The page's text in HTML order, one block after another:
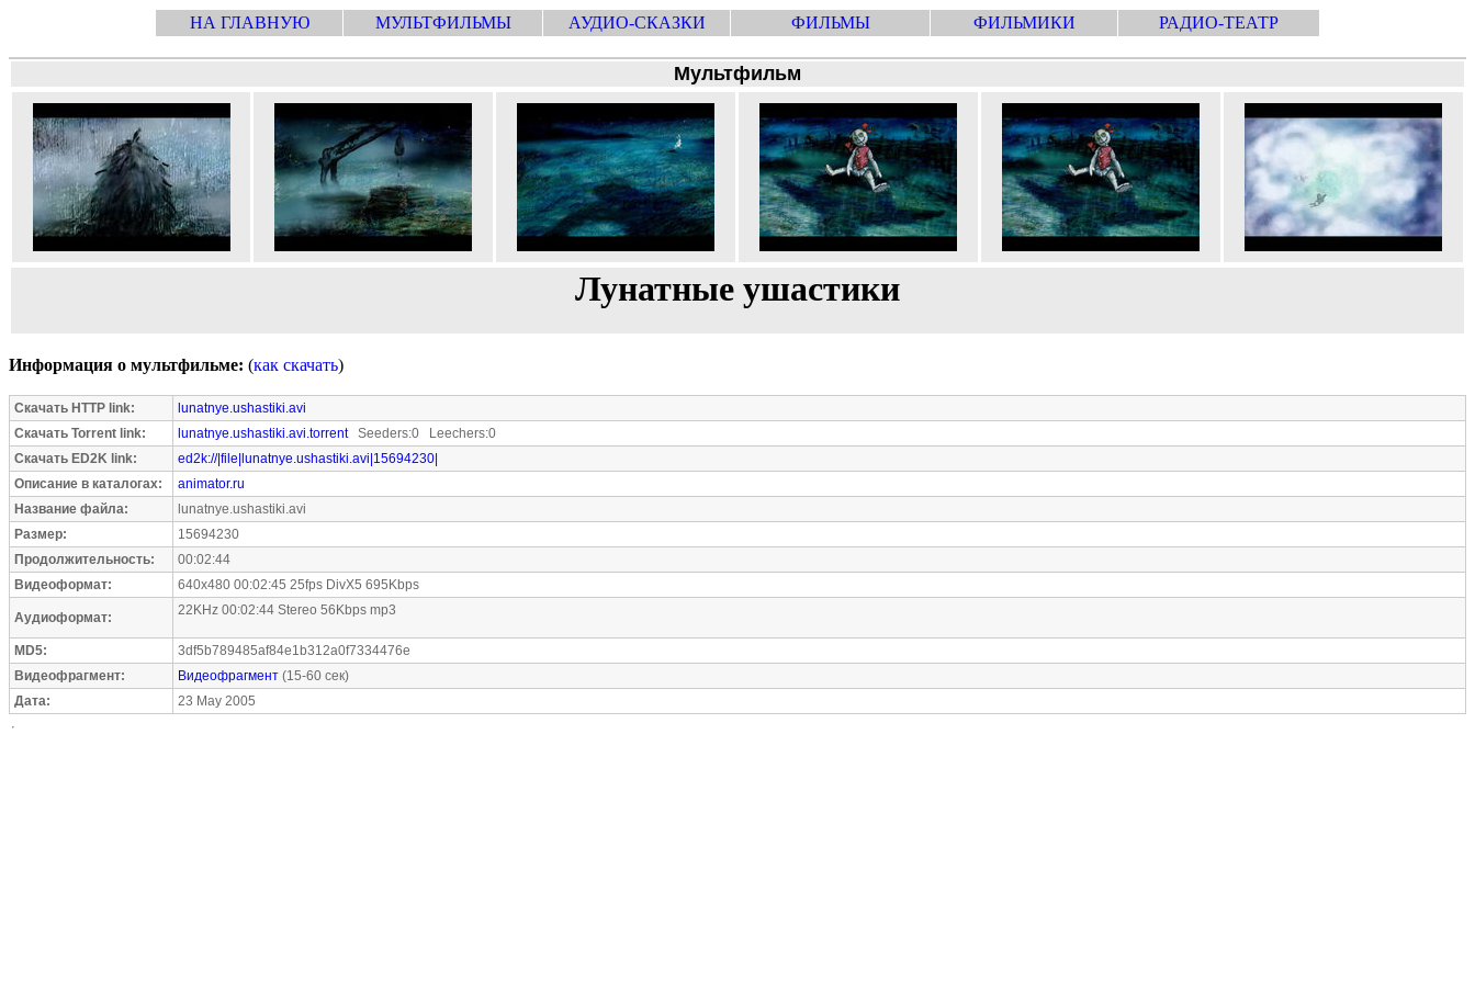
НА ГЛАВНУЮ МУЛЬТФИЛЬМЫ АУДИО-СКАЗКИ ФИЛЬМЫ ФИЛЬМИКИ РАДИО-ТЕАТР
Мультфильм
Лунатные ушастики
Информация о мультфильме: (как скачать)
Скачать HTTP link:
lunatnye.ushastiki.avi
Скачать Torrent link:
lunatnye.ushastiki.avi.torrentSeeders:0 Leechers:0
Скачать ED2K link:
ed2k://|file|lunatnye.ushastiki.avi|15694230|
Описание в каталогах:
animator.ru
Название файла:
lunatnye.ushastiki.avi
Размер:
15694230
Продолжительность:
00:02:44
Видеоформат:
640x480 00:02:45 25fps DivX5 695Kbps
Аудиоформат: 22KHz 00:02:44 Stereo 56Kbps mp3
MD5:
3df5b789485af84e1b312a0f7334476e
Видеофрагмент:
Видеофрагмент (15-60 сек)
Дата:
23 May 2005